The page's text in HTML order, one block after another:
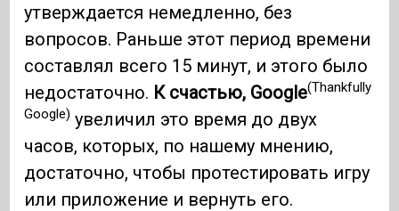
утверждается немедленно, без
вопросов. Раньше этот период времени
составлял всего 15 минут, и этого было
недостаточно. К счастью, Google(Thankfully
Google) увеличил это время до двух
часов, которых, по нашему мнению,
достаточно, чтобы протестировать игру
или приложение и вернуть его.